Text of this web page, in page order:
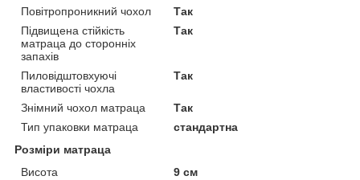
Повітропроникний чохол
Так
Підвищена стійкість
матраца до сторонніх
запахів
Так
Пиловідштовхуючі
властивості чохла
Так
Знімний чохол матраца
Так
Тип упаковки матраца
стандартна
Розміри матраца
Висота
9 см